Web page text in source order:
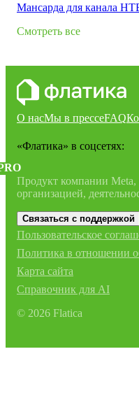
Мансарда для канала
Смотреть все
О насМы в прессеFAQ
«Флатика» в соцсетях:
Продукт компании Meta,
организацией,
Связаться с поддержкой
Пользовательское
Политика в отношении
Карта сайта
Справочник для AI
© 2026 Flatica